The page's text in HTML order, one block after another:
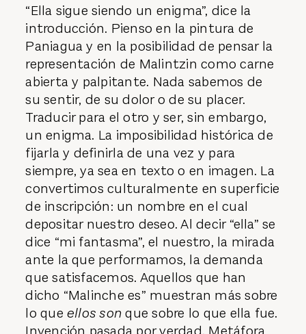
“Ella sigue siendo un enigma”, dice la
introducción. Pienso en la pintura de
Paniagua y en la posibilidad de pensar la
representación de Malintzin como carne
abierta y palpitante. Nada sabemos de
su sentir, de su dolor o de su placer.
Traducir para el otro y ser, sin embargo,
un enigma. La imposibilidad histórica de
fijarla y definirla de una vez y para
siempre, ya sea en texto o en imagen. La
convertimos culturalmente en superficie
de inscripción: un nombre en el cual
depositar nuestro deseo. Al decir “ella” se
dice “mi fantasma”, el nuestro, la mirada
ante la que performamos, la demanda
que satisfacemos. Aquellos que han
dicho “Malinche es” muestran más sobre
lo queellos sonque sobre lo que ella fue.